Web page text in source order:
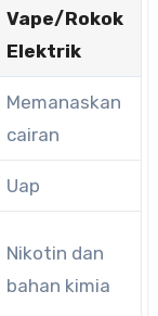
Vape/Rokok
Elektrik
Memanaskan
cairan
Uap
Nikotin dan
bahan kimia